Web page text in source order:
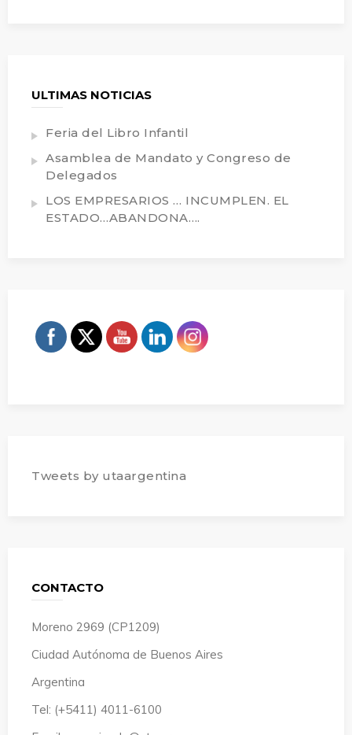
ULTIMAS NOTICIAS
Feria del Libro Infantil
Asamblea de Mandato y Congreso de
Delegados
LOS EMPRESARIOS … INCUMPLEN. EL
ESTADO…ABANDONA….
Tweets by utaargentina
CONTACTO
Moreno 2969 (CP1209)
Ciudad Autónoma de Buenos Aires
Argentina
Tel: (+5411) 4011-6100